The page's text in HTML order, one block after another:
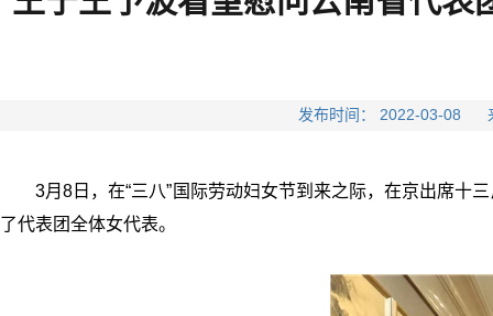
发布时间： 2022-03-08
3月8日，在“三八”国际劳动妇女节到来之际，在京出席十
了代表团全体女代表。